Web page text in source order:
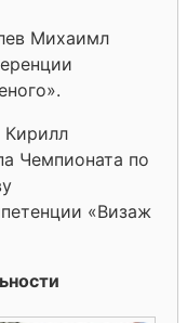
Михаимл
Кирилл
Чемпионата по
«Визаж